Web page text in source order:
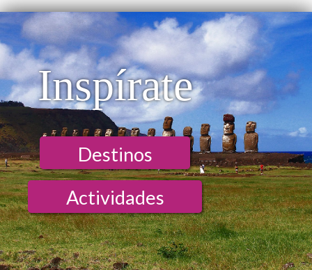
Inspírate
Destinos
Actividades